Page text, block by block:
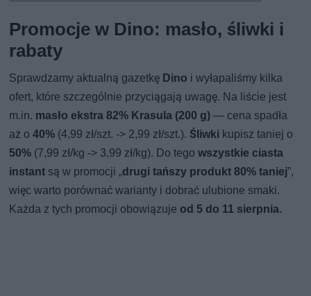
Promocje w Dino: masło, śliwki i
rabaty
Sprawdzamy aktualną gazetkę Dino i wyłapaliśmy kilka
ofert, które szczególnie przyciągają uwagę. Na liście jest
m.in. masło ekstra 82% Krasula (200 g) — cena spadła
aż o40% (4,99 zł/szt. -> 2,99 zł/szt.). Śliwki kupisz taniej o
50% (7,99 zł/kg -> 3,99 zł/kg). Do tegowszystkie ciasta
instant są w promocji „drugi tańszy produkt 80% taniej”,
więc warto porównać warianty i dobrać ulubione smaki.
Każda z tych promocji obowiązuje od 5 do 11 sierpnia.